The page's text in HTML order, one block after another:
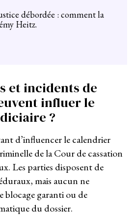
débordée : comment la
Heitz.
et incidents de
influer le
?
d’influencer le calendrier
de la Cour de cassation
Les parties disposent de
mais aucun ne
garanti ou de
du dossier.